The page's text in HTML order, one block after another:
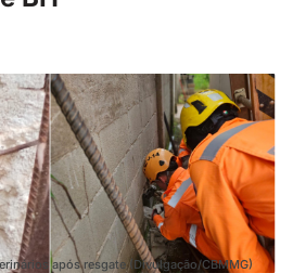
após resgate (Divulgação/CBMMG)